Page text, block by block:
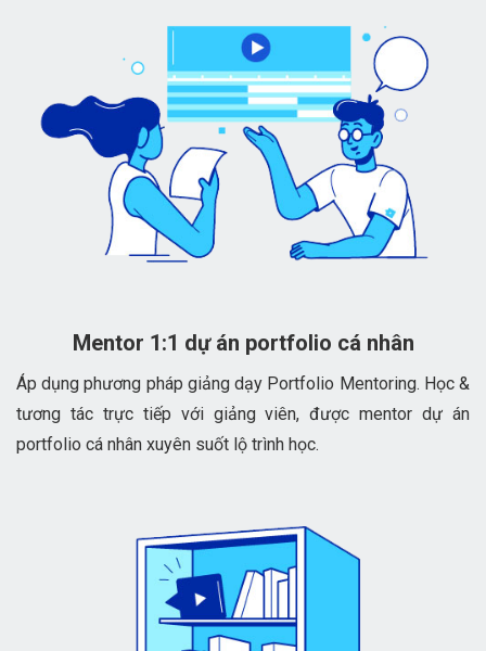
Mentor 1:1 dự án portfolio cá nhân
Áp dụng phương pháp giảng dạy Portfolio Mentoring. Học &
tương tác trực tiếp với giảng viên, được mentor dự án
portfolio cá nhân xuyên suốt lộ trình học.